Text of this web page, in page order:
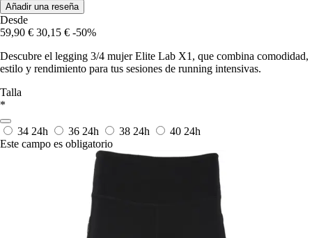
Añadir una reseña
Desde
59,90 € 30,15 € -50%
Descubre el legging 3/4 mujer Elite Lab X1, que combina comodidad,
estilo y rendimiento para tus sesiones de running intensivas.
Talla
*
34 24h 36 24h 38 24h 40 24h
Este campo es obligatorio